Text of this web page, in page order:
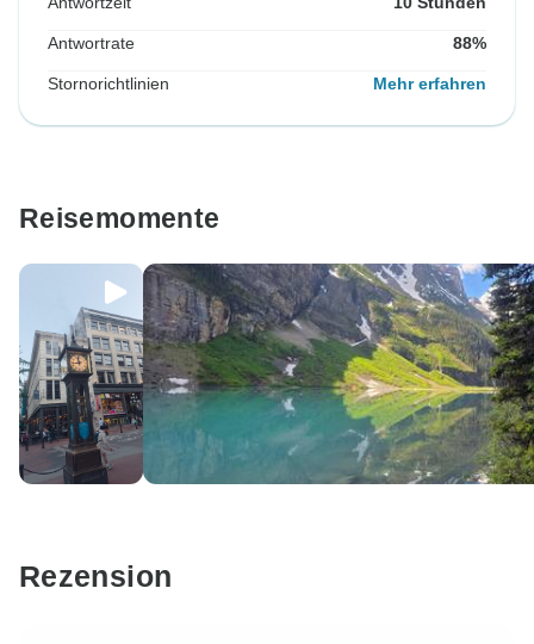
Antwortrate 88%
Stornorichtlinien Mehr erfahren
Reisemomente
Rezension